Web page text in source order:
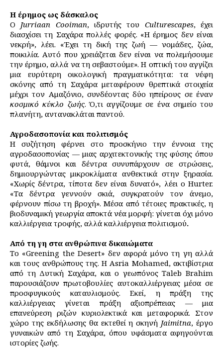
Η έρημος ως δάσκαλος
Ο Jurriaan Cooiman, ιδρυτής του Culturescapes, έχει
διασχίσει τη Σαχάρα πολλές φορές. «Η έρημος δεν είναι
νεκρή», λέει. «Έχει τη δική της ζωή — νομάδες, ζώα,
ποικιλία. Αυτό που χρειάζεται δεν είναι να πολεμήσουμε
την έρημο, αλλά να τη σεβαστούμε». Η οπτική του αγγίζει
μια ευρύτερη οικολογική πραγματικότητα: τα νέφη
σκόνης από τη Σαχάρα μεταφέρουν θρεπτικά στοιχεία
μέχρι τον Αμαζόνιο, συνδέοντας δύο ηπείρους σε έναν
κοσμικό κύκλο ζωής. Ό,τι αγγίζουμε σε ένα σημείο του
πλανήτη, αντανακλάται παντού.
Αγροδασοπονία και πολιτισμός
Η συζήτηση φέρνει στο προσκήνιο την έννοια της
αγροδασοπονίας — μιας αρχιτεκτονικής της φύσης όπου
φυτά, θάμνοι και δέντρα συνυπάρχουν σε στρώσεις,
δημιουργώντας μικροκλίματα ανθεκτικά στην ξηρασία.
«Χωρίς δέντρα, τίποτα δεν είναι δυνατό», λέει ο Hurter.
«Τα δέντρα γεννούν σκιά, συγκρατούν τον άνεμο,
φέρνουν πίσω τη βροχή». Μέσα από τέτοιες πρακτικές, η
βιοδυναμική γεωργία αποκτά νέα μορφή: γίνεται όχι μόνο
καλλιέργεια τροφής, αλλά καλλιέργεια πολιτισμού.
Από τη γη στα ανθρώπινα δικαιώματα
Το «Greening the Desert» δεν αφορά μόνο τη γη αλλά
και τους ανθρώπους της. Η Asria Mohamed, ακτιβίστρια
από τη Δυτική Σαχάρα, και ο γεωπόνος Taleb Brahim
παρουσιάζουν πρωτοβουλίες αυτοκαλλιέργειας μέσα σε
προσφυγικούς καταυλισμούς. Εκεί, η πράξη της
καλλιέργειας γίνεται πράξη αξιοπρέπειας — μια
επανεύρεση ριζών κυριολεκτικά και μεταφορικά. Στον
χώρο της εκδήλωσης θα εκτεθεί η σκηνή Jaimitna, έργο
γυναικών από τη Σαχάρα, όπου υφάσματα αφηγούνται
ιστορίες ζωής.